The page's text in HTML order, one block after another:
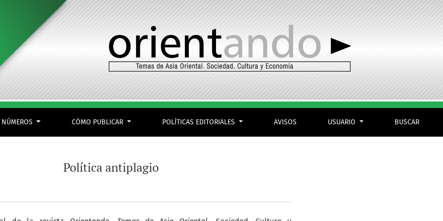
NÚMEROS CÓMO PUBLICAR POLÍTICAS EDITORIALES AVISOS USUARIO BUSCAR
Política antiplagio